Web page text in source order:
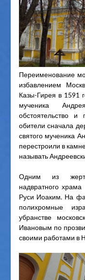
Переименование
избавлением
Казы-Гирея в 1591
мученика
обстоятельство и
обители сначала
святого мученика
перестроили в
называть
Одним из
надвратного
Руси Иоаким. На
полихромные
убранстве
Ивановым по
своими работами в